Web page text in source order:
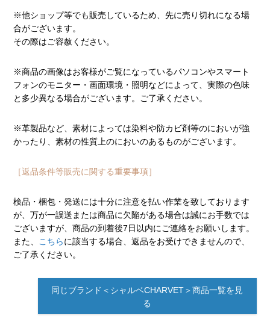
※他ショップ等でも販売しているため、先に売り切れになる場
合がございます。
その際はご容赦ください。
※商品の画像はお客様がご覧になっているパソコンやスマート
フォンのモニター・画面環境・照明などによって、実際の色味
と多少異なる場合がございます。ご了承ください。
※革製品など、素材によっては染料や防カビ剤等のにおいが強
かったり、素材の性質上のにおいのあるものがございます。
［返品条件等販売に関する重要事項］
検品・梱包・発送には十分に注意を払い作業を致しております
が、万が一誤送または商品に欠陥がある場合は誠にお手数では
ございますが、商品の到着後7日以内にご連絡をお願いします。
また、
こちらに該当する場合、返品をお受けできませんので、
ご了承ください。
同じブランド＜シャルベCHARVET＞商品一覧を見
る